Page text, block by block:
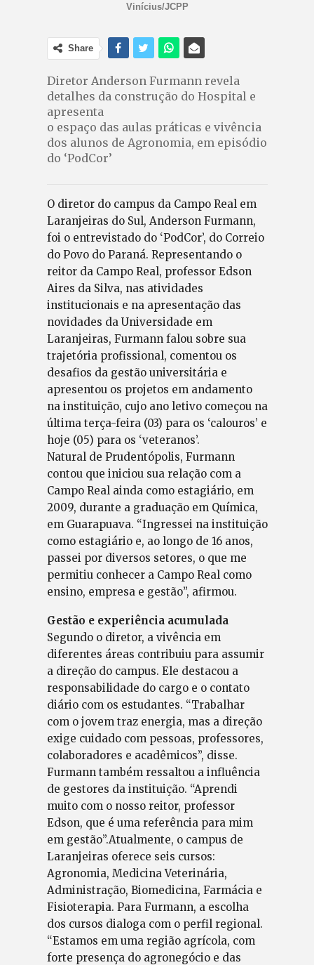
Vinícius/JCPP
Share
Diretor Anderson Furmann revela
detalhes da construção do Hospital e
apresenta
o espaço das aulas práticas e vivência
dos alunos de Agronomia, em episódio
do ‘PodCor’
O diretor do campus da Campo Real em
Laranjeiras do Sul, Anderson Furmann,
foi o entrevistado do ‘PodCor’, do Correio
do Povo do Paraná. Representando o
reitor da Campo Real, professor Edson
Aires da Silva, nas atividades
institucionais e na apresentação das
novidades da Universidade em
Laranjeiras, Furmann falou sobre sua
trajetória profissional, comentou os
desafios da gestão universitária e
apresentou os projetos em andamento
na instituição, cujo ano letivo começou na
última terça-feira (03) para os ‘calouros’ e
hoje (05) para os ‘veteranos’.
Natural de Prudentópolis, Furmann
contou que iniciou sua relação com a
Campo Real ainda como estagiário, em
2009, durante a graduação em Química,
em Guarapuava. “Ingressei na instituição
como estagiário e, ao longo de 16 anos,
passei por diversos setores, o que me
permitiu conhecer a Campo Real como
ensino, empresa e gestão”, afirmou.
Gestão e experiência acumulada
Segundo o diretor, a vivência em
diferentes áreas contribuiu para assumir
a direção do campus. Ele destacou a
responsabilidade do cargo e o contato
diário com os estudantes. “Trabalhar
com o jovem traz energia, mas a direção
exige cuidado com pessoas, professores,
colaboradores e acadêmicos”, disse.
Furmann também ressaltou a influência
de gestores da instituição. “Aprendi
muito com o nosso reitor, professor
Edson, que é uma referência para mim
em gestão”.Atualmente, o campus de
Laranjeiras oferece seis cursos:
Agronomia, Medicina Veterinária,
Administração, Biomedicina, Farmácia e
Fisioterapia. Para Furmann, a escolha
dos cursos dialoga com o perfil regional.
“Estamos em uma região agrícola, com
forte presença do agronegócio e das